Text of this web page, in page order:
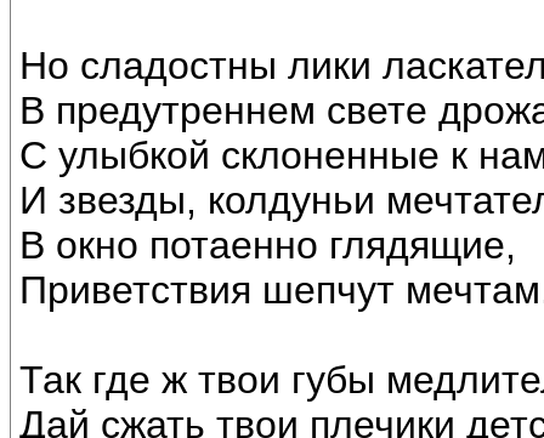
Но сладостны лики
В предутреннем свете
С улыбкой склоненные к
И звезды, колдуньи
В окно потаенно глядящие,
Приветствия шепчут
Так где ж твои губы
Дай сжать твои плечики